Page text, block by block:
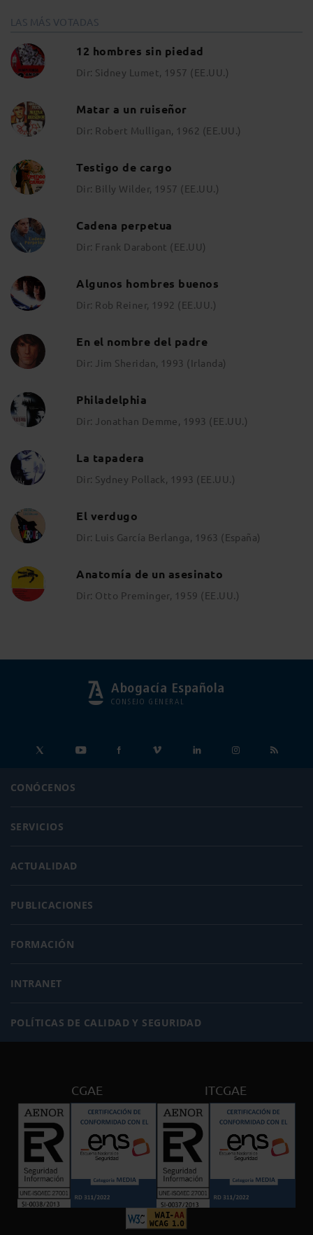
LAS MÁS VOTADAS
12 hombres sin piedad
Dir: Sidney Lumet, 1957 (EE.UU.)
Matar a un ruiseñor
Dir: Robert Mulligan, 1962 (EE.UU.)
Testigo de cargo
Dir: Billy Wilder, 1957 (EE.UU.)
Cadena perpetua
Dir: Frank Darabont (EE.UU)
Algunos hombres buenos
Dir: Rob Reiner, 1992 (EE.UU.)
En el nombre del padre
Dir: Jim Sheridan, 1993 (Irlanda)
Philadelphia
Dir: Jonathan Demme, 1993 (EE.UU.)
La tapadera
Dir: Sydney Pollack, 1993 (EE.UU.)
El verdugo
Dir: Luis García Berlanga, 1963 (España)
Anatomía de un asesinato
Dir: Otto Preminger, 1959 (EE.UU.)
Abogacía Española
CONSEJO GENERAL
CONÓCENOS
SERVICIOS
ACTUALIDAD
PUBLICACIONES
FORMACIÓN
INTRANET
POLÍTICAS DE CALIDAD Y SEGURIDAD
CGAE ITCGAE